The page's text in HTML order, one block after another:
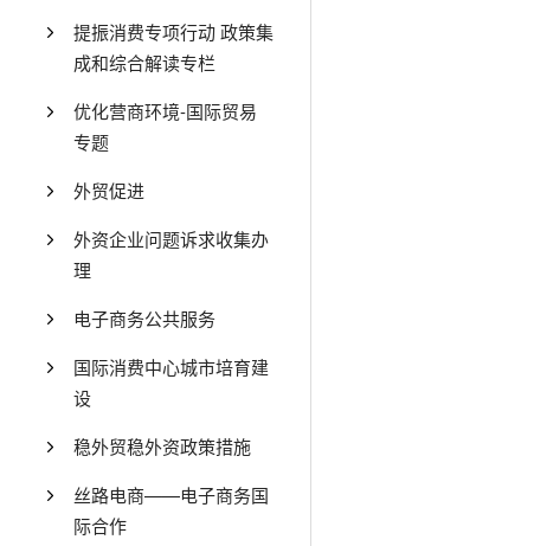
提振消费专项行动 政策集
成和综合解读专栏
优化营商环境-国际贸易
专题
外贸促进
外资企业问题诉求收集办
理
电子商务公共服务
国际消费中心城市培育建
设
稳外贸稳外资政策措施
丝路电商——电子商务国
际合作